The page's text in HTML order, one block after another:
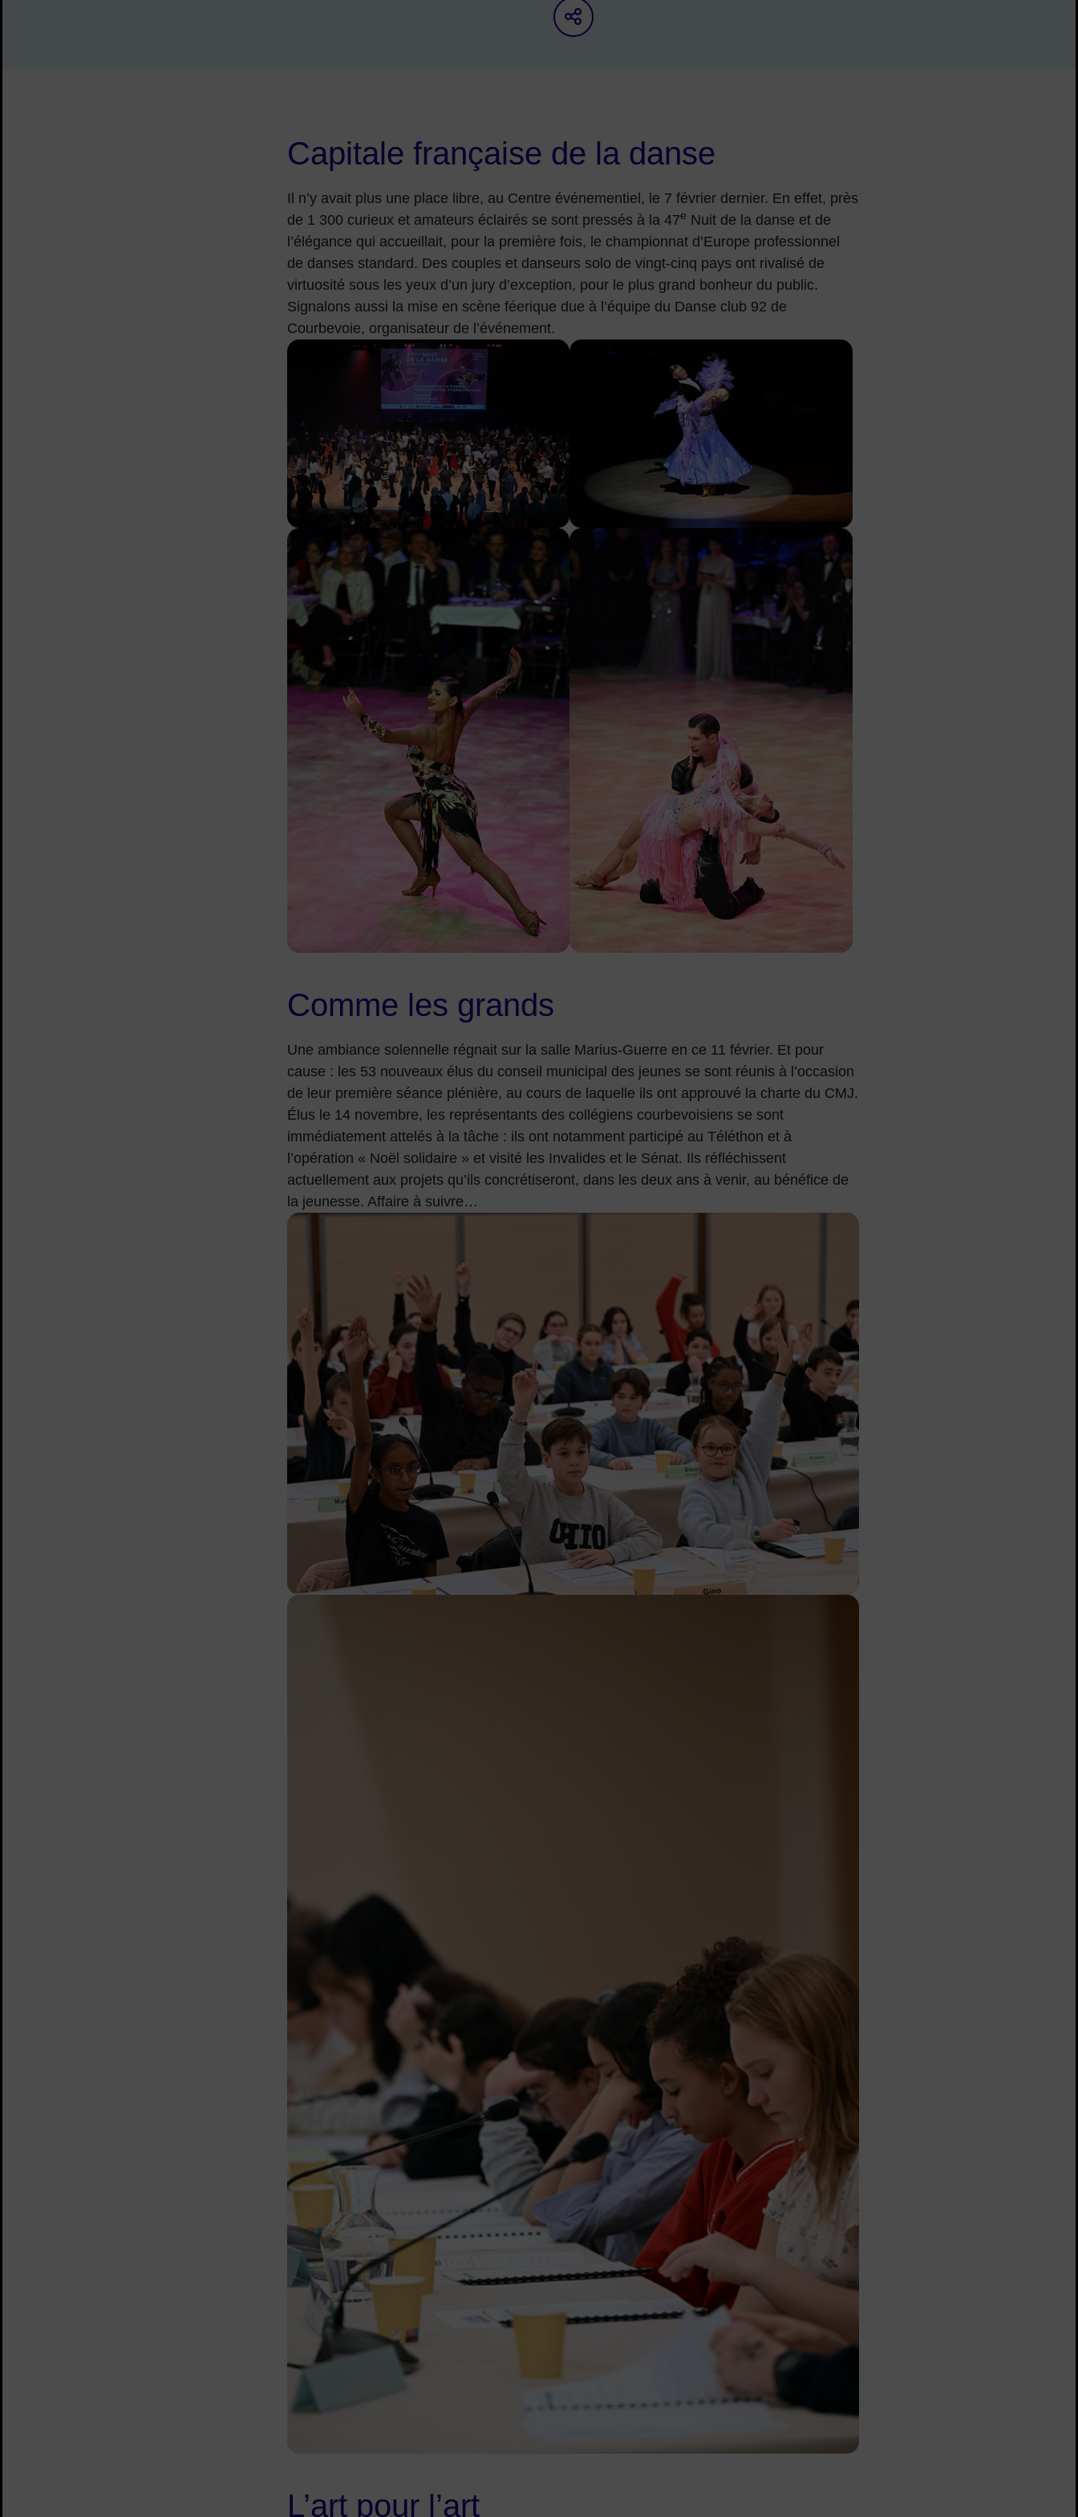
Partager sur les réseaux sociaux
Capitale française de la danse
Il n’y avait plus une place libre, au Centre événementiel, le 7 février dernier. En effet, près
de 1 300 curieux et amateurs éclairés se sont pressés à la 47e Nuit de la danse et de
l’élégance qui accueillait, pour la première fois, le championnat d’Europe professionnel
de danses standard. Des couples et danseurs solo de vingt-cinq pays ont rivalisé de
virtuosité sous les yeux d’un jury d’exception, pour le plus grand bonheur du public.
Signalons aussi la mise en scène féerique due à l’équipe du Danse club 92 de
Courbevoie, organisateur de l’événement.
Comme les grands
Une ambiance solennelle régnait sur la salle Marius-Guerre en ce 11 février. Et pour
cause : les 53 nouveaux élus du conseil municipal des jeunes se sont réunis à l’occasion
de leur première séance plénière, au cours de laquelle ils ont approuvé la charte du CMJ.
Élus le 14 novembre, les représentants des collégiens courbevoisiens se sont
immédiatement attelés à la tâche : ils ont notamment participé au Téléthon et à
l’opération « Noël solidaire » et visité les Invalides et le Sénat. Ils réfléchissent
actuellement aux projets qu’ils concrétiseront, dans les deux ans à venir, au bénéfice de
la jeunesse. Affaire à suivre…
L’art pour l’art